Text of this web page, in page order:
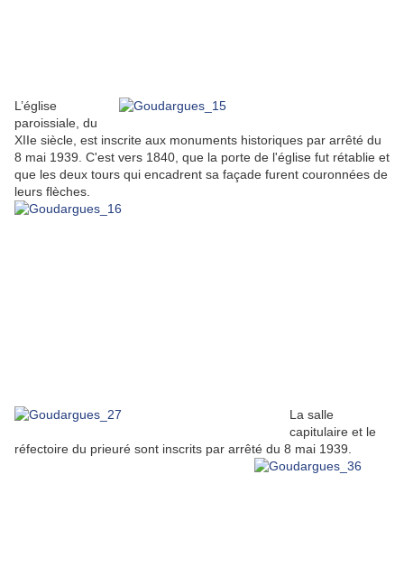
L’église
paroissiale, du
XIIe siècle, est inscrite aux monuments historiques par arrêté du
8 mai 1939. C'est vers 1840, que la porte de l'église fut rétablie et
que les deux tours qui encadrent sa façade furent couronnées de
leurs flèches.
La salle
capitulaire et le
réfectoire du prieuré sont inscrits par arrêté du 8 mai 1939.